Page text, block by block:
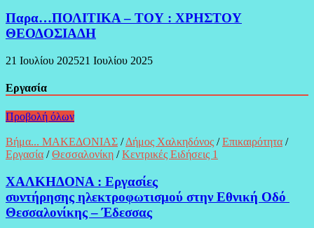
Παρα…ΠΟΛΙΤΙΚΑ – ΤΟΥ : ΧΡΗΣΤΟΥ
ΘΕΟΔΟΣΙΑΔΗ
21 Ιουλίου 202521 Ιουλίου 2025
Εργασία
Προβολή όλων
Βήμα... ΜΑΚΕΔΟΝΙΑΣ /Δήμος Χαλκηδόνος /Επικαιρότητα /
Εργασία /Θεσσαλονίκη /Κεντρικές Ειδήσεις 1
ΧΑΛΚΗΔΟΝΑ : Εργασίες
συντήρησης ηλεκτροφωτισμού στην Εθνική Οδό
Θεσσαλονίκης – Έδεσσας